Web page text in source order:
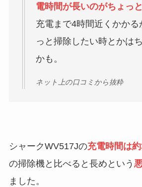
電時間が長いのがちょっ
充電まで4時間近くかかる
っと掃除したい時とかは
かも。
ネット上の口コミから抜粋
シャークWV517Jの充電時間は
の掃除機と比べると長めという
ました。